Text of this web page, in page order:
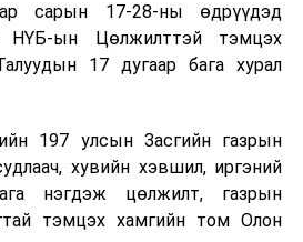
жил бүрийн Хаврын тэргүүн
сарын шинийн гуравны өдөр
уламжлалтай юм.
сарын 17-28-ны өдрүүдэд
НҮБ-ын Цөлжилттэй тэмцэх
17 дугаар бага хурал
197 улсын Засгийн газрын
хувийн хэвшил, иргэний
нэгдэж цөлжилт, газрын
тэмцэх хамгийн том Олон